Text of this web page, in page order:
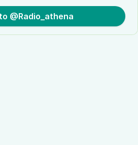
@Radio_athena